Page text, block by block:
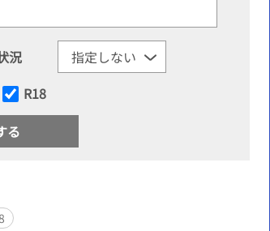
況
R18